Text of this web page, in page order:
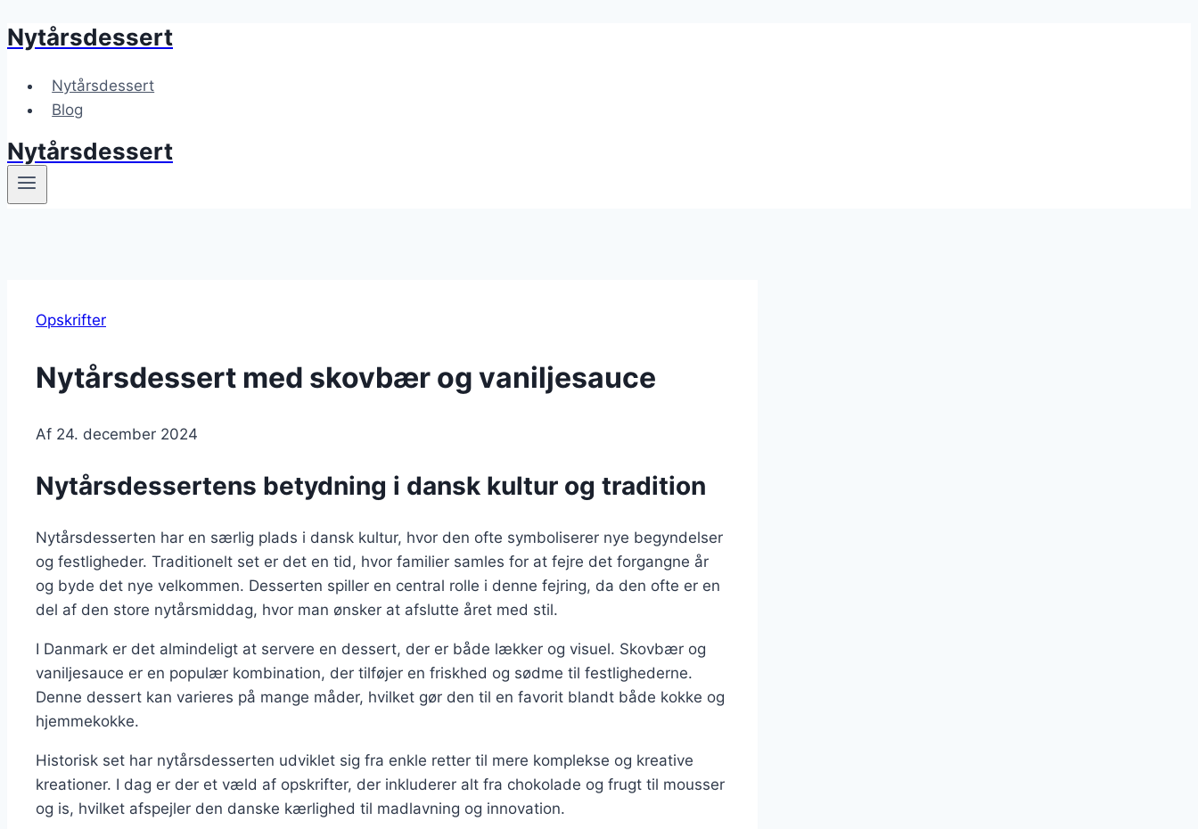
Fortsæt
indhold
Nytårsdessert
Nytårsdessert
Blog
Nytårsdessert
Opskrifter
Nytårsdessert med skovbær og vaniljesauce
Af 24. december 2024
Nytårsdessertens betydning i dansk kultur og tradition
Nytårsdesserten har en særlig plads i dansk kultur, hvor den ofte symboliserer nye begyndelser
og festligheder. Traditionelt set er det en tid, hvor familier samles for at fejre det forgangne år
og byde det nye velkommen. Desserten spiller en central rolle i denne fejring, da den ofte er en
del af den store nytårsmiddag, hvor man ønsker at afslutte året med stil.
I Danmark er det almindeligt at servere en dessert, der er både lækker og visuel. Skovbær og
vaniljesauce er en populær kombination, der tilføjer en friskhed og sødme til festlighederne.
Denne dessert kan varieres på mange måder, hvilket gør den til en favorit blandt både kokke og
hjemmekokke.
Historisk set har nytårsdesserten udviklet sig fra enkle retter til mere komplekse og kreative
kreationer. I dag er der et væld af opskrifter, der inkluderer alt fra chokolade og frugt til mousser
og is, hvilket afspejler den danske kærlighed til madlavning og innovation.